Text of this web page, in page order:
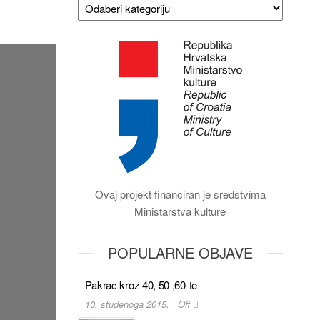
Ovaj projekt financiran je sredstvima
Ministarstva kulture
POPULARNE OBJAVE
Pakrac kroz 40, 50 ,60-te
10. studenoga 2015. Off